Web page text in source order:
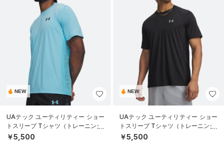
NEW
UAテック ユーティリティー ショー
トスリーブ Tシャツ（トレーニング/
MEN）
￥5,500
NEW
UAテック ユーティリティー ショー
トスリーブ Tシャツ（トレーニング/
MEN）
￥5,500